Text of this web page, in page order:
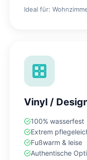
Ideal für:
Vinyl /
100% wasserfest
Extrem
Fußwarm & leise
Authentische